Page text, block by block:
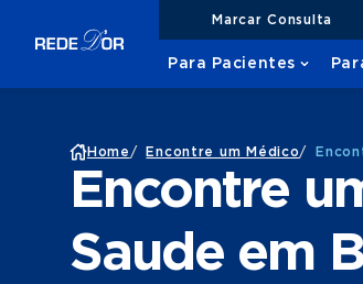
Marcar Consulta
Para Pacientes
Home / Encontre um Médico/
Encontre
Saude em